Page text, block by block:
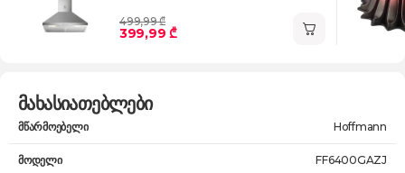
499,99 ₾
399,99 ₾
მახასიათებლები
მწარმოებელი Hoffmann
მოდელი FF6400GAZJ